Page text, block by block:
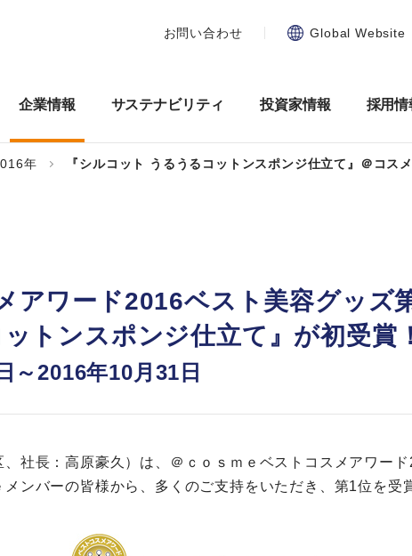
企業情報 サステナビリティ 投資家情報 採用情
お問い合わせ Global Website
年 『シルコット うるうるコットンスポンジ仕立て』＠コス
アワード2016ベスト美容グッズ
トンスポンジ仕立て』が初受賞！
～2016年10月31日
社長：高原豪久）は、＠ｃｏｓｍｅベストコスメアワー
ンバーの皆様から、多くのご支持をいただき、第1位を受